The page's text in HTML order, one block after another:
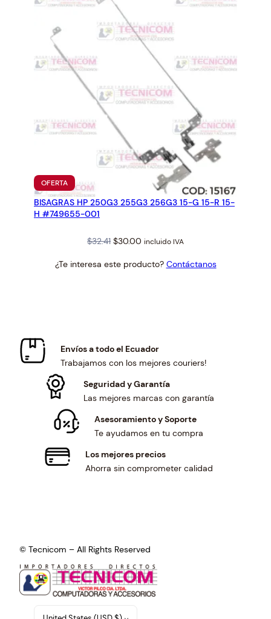
OFERTAPRODUCTO
EN
OFERTA
BISAGRAS HP 250G3 255G3 256G3 15-G 15-R 15-
H #749655-001
$32.41 Original
was:
$30.00 Current
is:
incluido IVA
¿Te interesa este producto? Contáctanos
Envíos a todo el Ecuador
Trabajamos con los mejores couriers!
Seguridad y Garantía
Las mejores marcas con garantía
Asesoramiento y Soporte
Te ayudamos en tu compra
Los mejores precios
Ahorra sin comprometer calidad
© Tecnicom – All Rights Reserved